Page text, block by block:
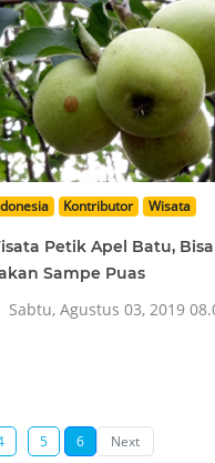
Kontributor Wisata
Petik Apel Batu, Bisa
Sampe Puas
Sabtu, Agustus 03, 2019
5 6 Next